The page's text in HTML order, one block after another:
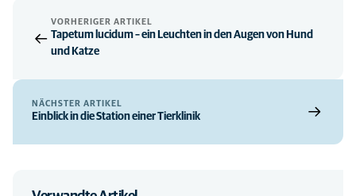
VORHERIGER ARTIKEL
Tapetum lucidum – ein Leuchten in den Augen von Hund
und Katze
NÄCHSTER ARTIKEL
Einblick in die Station einer Tierklinik